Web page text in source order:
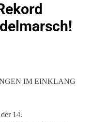
IM EINKLANG
14.